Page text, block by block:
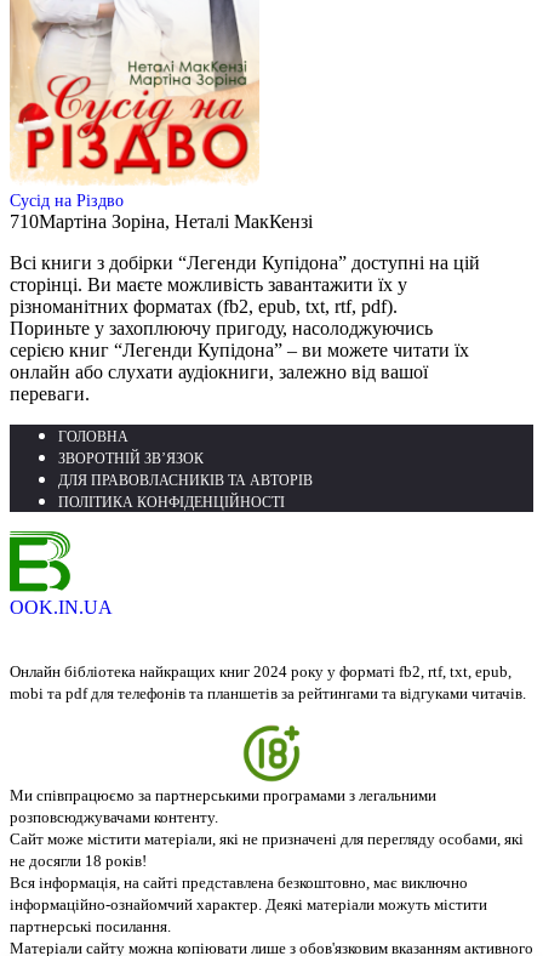
Сусід на Різдво
710Мартіна Зоріна, Неталі МакКензі
Всі книги з добірки “Легенди Купідона” доступні на цій
сторінці. Ви маєте можливість завантажити їх у
різноманітних форматах (fb2, epub, txt, rtf, pdf).
Пориньте у захоплюючу пригоду, насолоджуючись
серією книг “Легенди Купідона” – ви можете читати їх
онлайн або слухати аудіокниги, залежно від вашої
переваги.
ГОЛОВНА
ЗВОРОТНІЙ ЗВ’ЯЗОК
ДЛЯ ПРАВОВЛАСНИКІВ ТА АВТОРІВ
ПОЛІТИКА КОНФІДЕНЦІЙНОСТІ
OOK.IN.UA
Онлайн бібліотека найкращих книг 2024 року у форматі fb2, rtf, txt, epub,
mobi та pdf для телефонів та планшетів за рейтингами та відгуками читачів.
Ми співпрацюємо за партнерськими програмами з легальними
розповсюджувачами контенту.
Сайт може містити матеріали, які не призначені для перегляду особами, які
не досягли 18 років!
Вся інформація, на сайті представлена безкоштовно, має виключно
інформаційно-ознайомчий характер. Деякі матеріали можуть містити
партнерські посилання.
Матеріали сайту можна копіювати лише з обов'язковим вказанням активного